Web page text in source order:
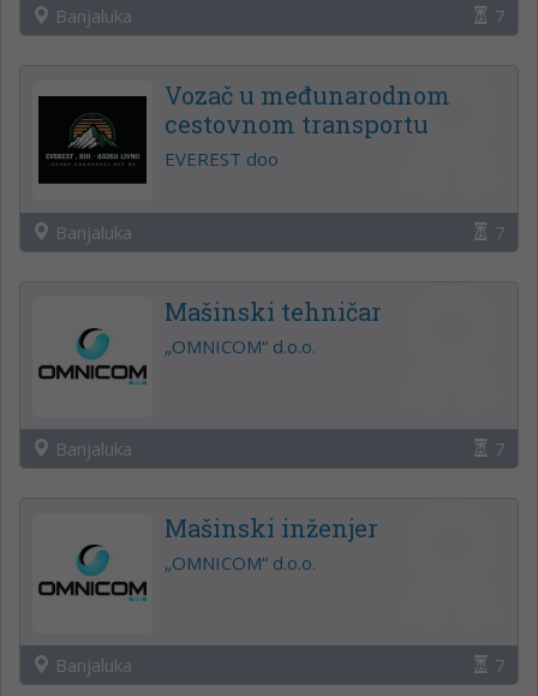
Banjaluka 7
Vozač u međunarodnom
cestovnom transportu
EVEREST doo
Banjaluka 7
Mašinski tehničar
„OMNICOM“ d.o.o.
Banjaluka 7
Mašinski inženjer
„OMNICOM“ d.o.o.
Banjaluka 7